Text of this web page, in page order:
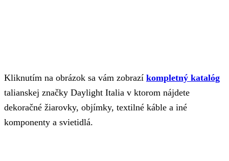
Kliknutím na obrázok sa vám zobrazí kompletný katalóg
talianskej značky Daylight Italia v ktorom nájdete
dekoračné žiarovky, objímky, textilné káble a iné
komponenty a svietidlá.